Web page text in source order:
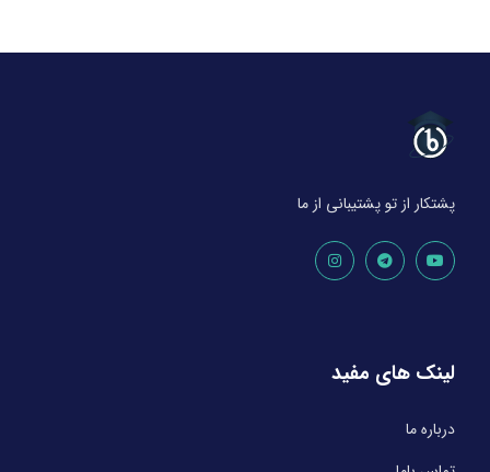
پشتکار از تو پشتیبانی از ما
لینک های مفید
درباره ما